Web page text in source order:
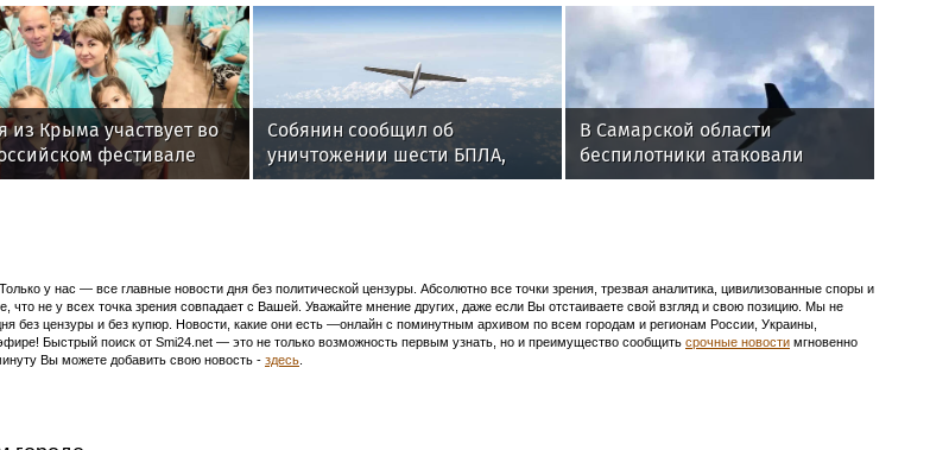
из Крыма участвует во
фестивале
детства»
Собянин сообщил об
уничтожении шести БПЛА,
летевших к Москве
В Самарской области
беспилотники атаковали
промышленное предприятие
у нас — все главные новости дня без политической цензуры. Абсолютно все точки зрения, трезвая аналитика, цивилизованные споры и
что не у всех точка зрения совпадает с Вашей. Уважайте мнение других, даже если Вы отстаиваете свой взгляд и свою позицию. Мы не
без цензуры и без купюр. Новости, какие они есть —онлайн с поминутным архивом по всем городам и регионам России, Украины,
Быстрый поиск от Smi24.net — это не только возможность первым узнать, но и преимущество сообщить срочные новости мгновенно
Вы можете добавить свою новость - здесь